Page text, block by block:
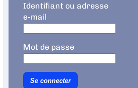
Identifiant ou adresse
e-mail
Mot de passe